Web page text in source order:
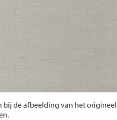
bij de afbeelding van het origineel